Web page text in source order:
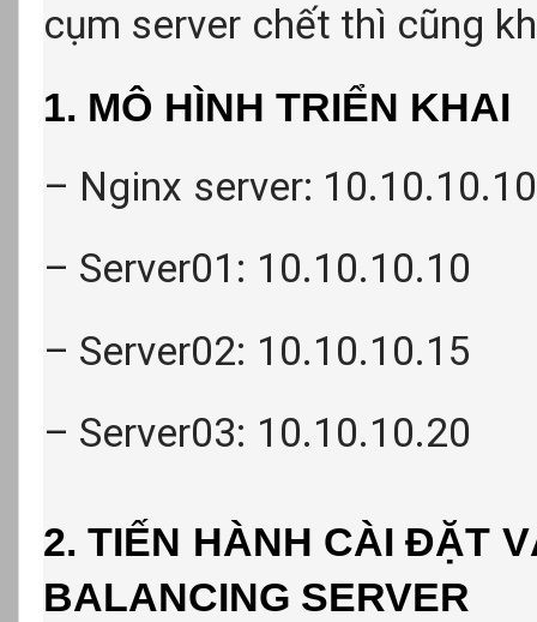
cụm server chết thì cũng
1. MÔ HÌNH TRIỂN KHAI
– Nginx server:
– Server01: 10.10.10.10
– Server02: 10.10.10.15
– Server03: 10.10.10.20
2. TIẾN HÀNH CÀI ĐẶT
BALANCING SERVER